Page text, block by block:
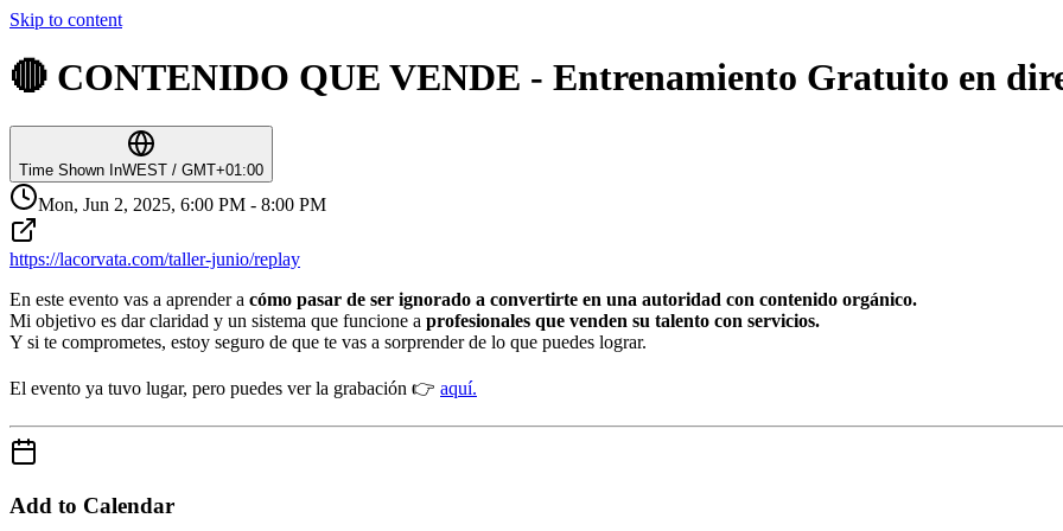
Skip to content
🔴 CONTENIDO QUE VENDE - Entrenamiento Gratuito en
Time Shown InWEST / GMT+01:00
Mon, Jun 2, 2025, 6:00 PM - 8:00 PM
https://lacorvata.com/taller-junio/replay
En este evento vas a aprender a cómo pasar de ser ignorado a convertirte en una autoridad con contenido orgánico.
Mi objetivo es dar claridad y un sistema que funcione a profesionales que venden su talento con servicios.
Y si te comprometes, estoy seguro de que te vas a sorprender de lo que puedes lograr.
El evento ya tuvo lugar, pero puedes ver la grabación 👉 aquí.
Add to Calendar